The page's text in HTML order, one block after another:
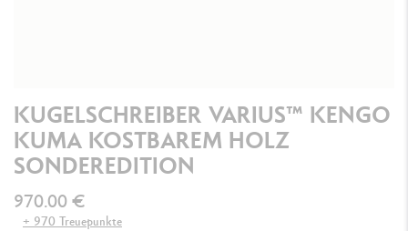
KUGELSCHREIBER VARIUS™ KENGO
KUMA KOSTBAREM HOLZ
SONDEREDITION
970.00 €
+ 970 Treuepunkte